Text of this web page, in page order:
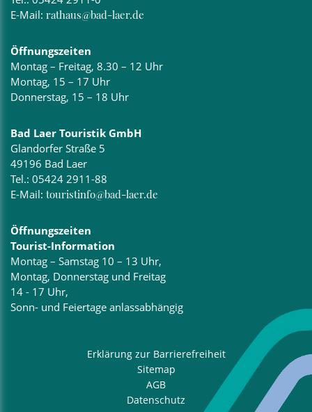
E-Mail: rathaus@bad-laer.de
Öffnungszeiten
Montag – Freitag, 8.30 – 12 Uhr
Montag, 15 – 17 Uhr
Donnerstag, 15 – 18 Uhr
Bad Laer Touristik GmbH
Glandorfer Straße 5
49196 Bad Laer
Tel.: 05424 2911-88
E-Mail: touristinfo@bad-laer.de
Öffnungszeiten
Tourist-Information
Montag – Samstag 10 – 13 Uhr,
Montag, Donnerstag und Freitag
14 - 17 Uhr,
Sonn- und Feiertage anlassabhängig
Erklärung zur Barrierefreiheit
Sitemap
AGB
Datenschutz